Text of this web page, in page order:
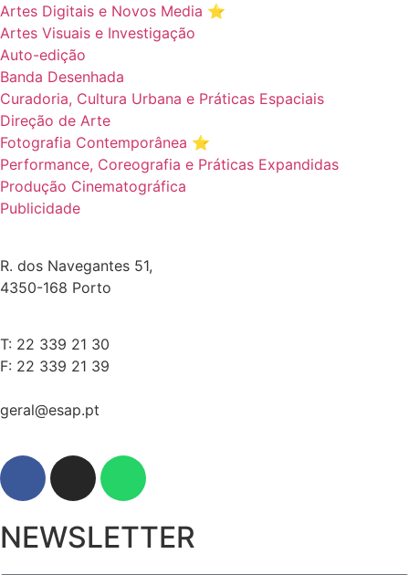
Artes Digitais e Novos Media ⭐️
Artes Visuais e Investigação
Auto-edição
Banda Desenhada
Curadoria, Cultura Urbana e Práticas Espaciais
Direção de Arte
Fotografia Contemporânea ⭐️
Performance, Coreografia e Práticas Expandidas
Produção Cinematográfica
Publicidade
R. dos Navegantes 51,
4350-168 Porto
T: 22 339 21 30
F: 22 339 21 39
geral@esap.pt
NEWSLETTER